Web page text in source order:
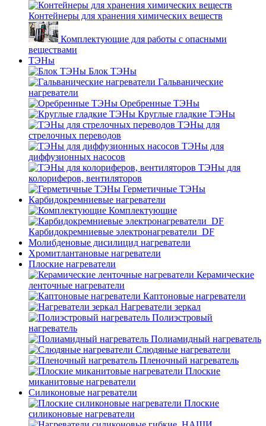
Контейнеры для хранения химических веществ
Комплектующие для работы с опасными
веществами
ТЭНы
Блок ТЭНы
Гальванические
нагреватели
Оребренные ТЭНы
Круглые гладкие ТЭНы
ТЭНы для
стрелочных переводов
ТЭНы для
диффузионных насосов
ТЭНы для
колориферов, вентиляторов
Герметичные ТЭНы
Карбидокремниевые нагреватели
Комплектующие
Карбидокремниевые электронагреватели_DF
Молибденовые дисилицид нагреватели
Хромитлантановые нагреватели
Плоские нагреватели
Керамические
ленточные нагреватели
Каптоновые нагреватели
Нагреватели зеркал
Полиэстровый
нагреватель
Полиамидный нагреватель
Слюдяные нагреватели
Пленочный нагреватель
Плоские
миканитовые нагреватели
Силиконовые нагреватели
Плоские
силиконовые нагреватели